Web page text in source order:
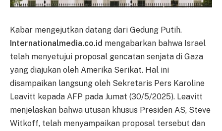
Kabar mengejutkan datang dari Gedung Putih.
Internationalmedia.co.id mengabarkan bahwa Israel
telah menyetujui proposal gencatan senjata di Gaza
yang diajukan oleh Amerika Serikat. Hal ini
disampaikan langsung oleh Sekretaris Pers Karoline
Leavitt kepada AFP pada Jumat (30/5/2025). Leavitt
menjelaskan bahwa utusan khusus Presiden AS, Steve
Witkoff, telah menyampaikan proposal tersebut dan